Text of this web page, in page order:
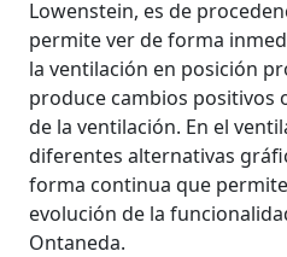
Lowenstein, es de
permite ver de forma
la ventilación en posición
produce cambios positivos
de la ventilación. En el
diferentes alternativas
forma continua que
evolución de la
Ontaneda.